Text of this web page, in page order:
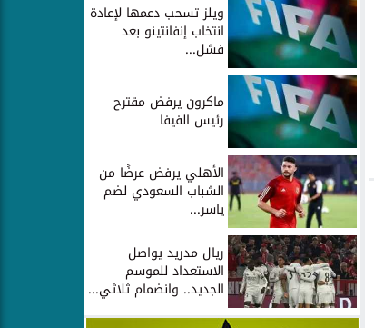
ويلز تسحب دعمها لإعادة
انتخاب إنفانتينو بعد
فشل...
ماكرون يرفض مقترح
رئيس الفيفا
الأهلي يرفض عرضًا من
الشباب السعودي لضم
ياسر...
ريال مدريد يواصل
الاستعداد للموسم
الجديد.. وانضمام ثلاثي...